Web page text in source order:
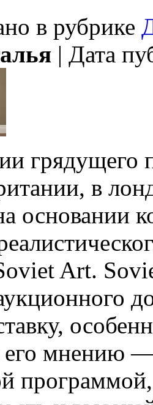
в рубрике
| Дата
грядущего
в
основании
Art.
его мнению